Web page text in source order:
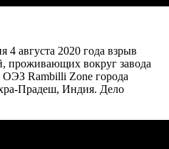
4 августа 2020 года взрыв
проживающих вокруг завода
ОЭЗ Rambilli Zone города
Прадеш, Индия. Дело